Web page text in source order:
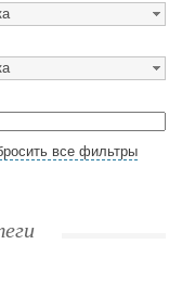
посуды
сервировки
кружки
и блокноты
ежедневники
все фильтры